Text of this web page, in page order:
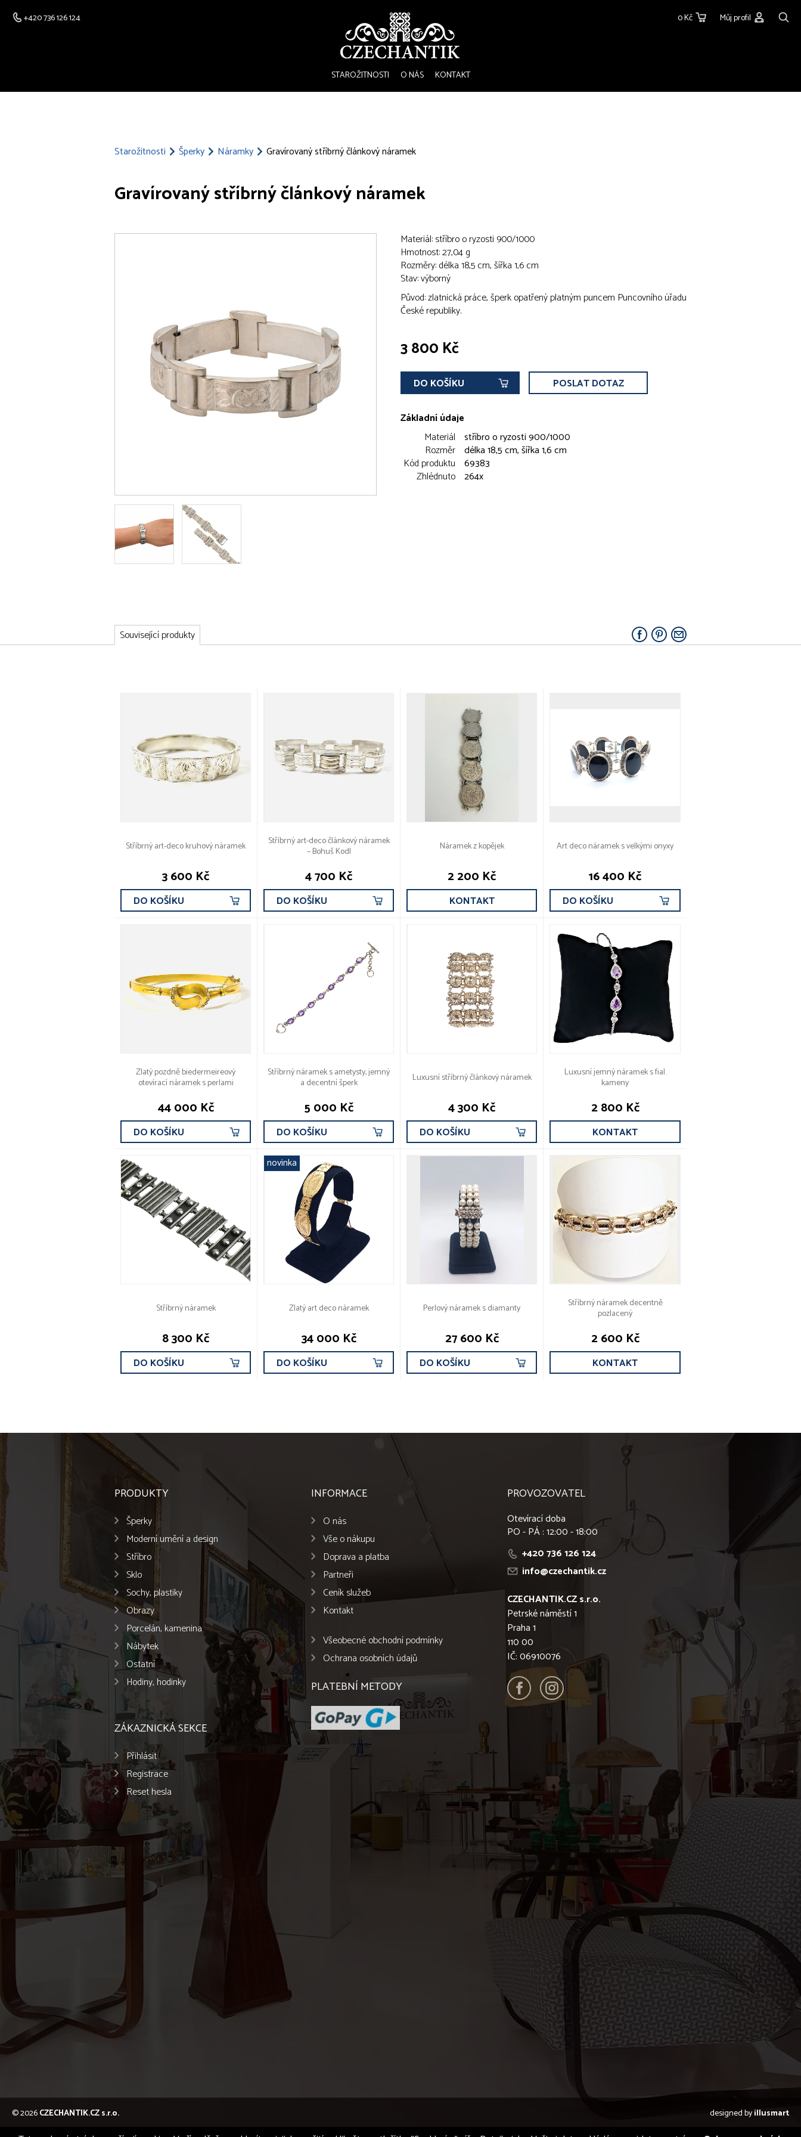
+420 736 126 124 0 Kč Můj profil
STAROŽITNOSTI O NÁS KONTAKT
Starožitnosti Šperky Náramky Gravírovaný stříbrný článkový náramek
Gravírovaný stříbrný článkový náramek
Materiál: stříbro o ryzosti 900/1000
Hmotnost: 27,04 g
Rozměry: délka 18,5 cm, šířka 1,6 cm
Stav: výborný
Původ: zlatnická práce, šperk opatřený platným puncem Puncovního úřadu
České republiky.
3 800 Kč
DO KOŠÍKU POSLAT DOTAZ
Základní údaje
Materiál stříbro o ryzosti 900/1000
Rozměr délka 18,5 cm, šířka 1,6 cm
Kód produktu 69383
Zhlédnuto 264x
Související produkty
Stříbrný art-deco kruhový náramek
3 600 Kč
DO KOŠÍKU
Stříbrný art-deco článkový náramek
– Bohuš Kodl
4 700 Kč
DO KOŠÍKU
Náramek z kopějek
2 200 Kč
KONTAKT
Art deco náramek s velkými onyxy
16 400 Kč
DO KOŠÍKU
Zlatý pozdně biedermeireový
otevírací náramek s perlami
44 000 Kč
DO KOŠÍKU
Stříbrný náramek s ametysty, jemný
a decentní šperk
5 000 Kč
DO KOŠÍKU
Luxusní stříbrný článkový náramek
4 300 Kč
DO KOŠÍKU
Luxusní jemný náramek s fial.
kameny
2 800 Kč
KONTAKT
Stříbrný náramek
8 300 Kč
DO KOŠÍKU
novinka
Zlatý art deco náramek
34 000 Kč
DO KOŠÍKU
Perlový náramek s diamanty
27 600 Kč
DO KOŠÍKU
Stříbrný náramek decentně
pozlacený
2 600 Kč
KONTAKT
PRODUKTY
Šperky
Moderní umění a design
Stříbro
Sklo
Sochy, plastiky
Obrazy
Porcelán, kamenina
Nábytek
Ostatní
Hodiny, hodinky
ZÁKAZNICKÁ SEKCE
Přihlásit
Registrace
Reset hesla
INFORMACE
O nás
Vše o nákupu
Doprava a platba
Partneři
Ceník služeb
Kontakt
Všeobecné obchodní podmínky
Ochrana osobních údajů
PLATEBNÍ METODY
PROVOZOVATEL
Otevírací doba
PO - PÁ : 12:00 - 18:00
+420 736 126 124
info@czechantik.cz
CZECHANTIK.CZ s.r.o.
Petrské náměstí 1
Praha 1
110 00
IČ: 06910076
© 2026CZECHANTIK.CZ s.r.o. designed byillusmart